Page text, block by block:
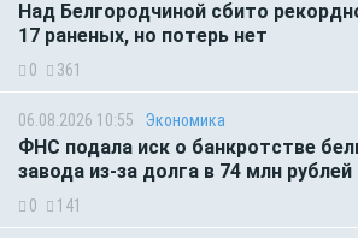
Над Белгородчиной сбито
17 раненых, но потерь нет
0 361
06.08.2026 10:55 Экономика
ФНС подала иск о банкротстве
завода из-за долга в 74 млн рублей
0 141